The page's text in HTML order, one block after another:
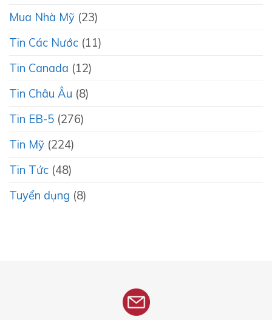
Mua Nhà Mỹ (23)
Tin Các Nước (11)
Tin Canada (12)
Tin Châu Âu (8)
Tin EB-5 (276)
Tin Mỹ (224)
Tin Tức (48)
Tuyển dụng (8)